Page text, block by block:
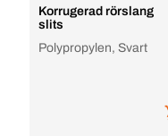
Korrugerad rörslang
slits
Polypropylen, Svart